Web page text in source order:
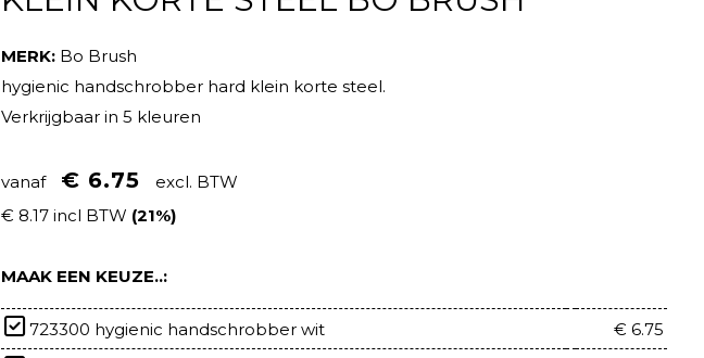
MERK: Bo Brush
hygienic handschrobber hard klein korte steel.
Verkrijgbaar in 5 kleuren
vanaf € 6.75
excl. BTW
€ 8.17 incl BTW (21%)
MAAK EEN KEUZE..:
723300 hygienic handschrobber wit
€ 6.75